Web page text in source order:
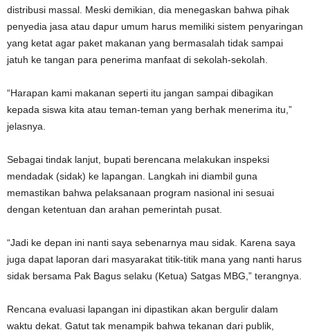
distribusi massal. Meski demikian, dia menegaskan bahwa pihak
penyedia jasa atau dapur umum harus memiliki sistem penyaringan
yang ketat agar paket makanan yang bermasalah tidak sampai
jatuh ke tangan para penerima manfaat di sekolah-sekolah.
“Harapan kami makanan seperti itu jangan sampai dibagikan
kepada siswa kita atau teman-teman yang berhak menerima itu,”
jelasnya.
Sebagai tindak lanjut, bupati berencana melakukan inspeksi
mendadak (sidak) ke lapangan. Langkah ini diambil guna
memastikan bahwa pelaksanaan program nasional ini sesuai
dengan ketentuan dan arahan pemerintah pusat.
“Jadi ke depan ini nanti saya sebenarnya mau sidak. Karena saya
juga dapat laporan dari masyarakat titik-titik mana yang nanti harus
sidak bersama Pak Bagus selaku (Ketua) Satgas MBG,” terangnya.
Rencana evaluasi lapangan ini dipastikan akan bergulir dalam
waktu dekat. Gatut tak menampik bahwa tekanan dari publik,